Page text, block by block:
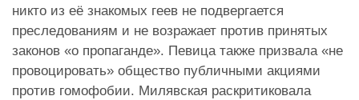
никто из её знакомых геев не подвергается
преследованиям и не возражает против принятых
законов «о пропаганде». Певица также призвала «не
провоцировать» общество публичными акциями
против гомофобии. Милявская раскритиковала